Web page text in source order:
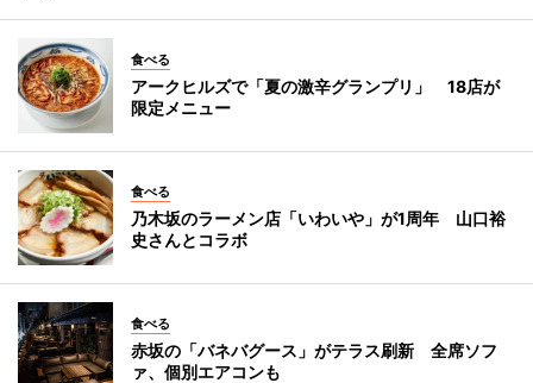
食べる
アークヒルズで「夏の激辛グランプリ」 18店が
限定メニュー
食べる
乃木坂のラーメン店「いわいや」が1周年 山口裕
史さんとコラボ
食べる
赤坂の「バネバグース」がテラス刷新 全席ソフ
ァ、個別エアコンも